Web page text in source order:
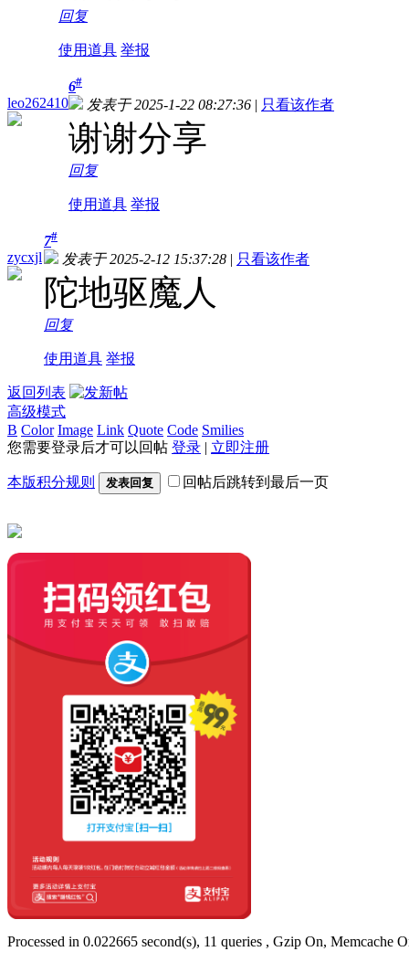
回复
使用道具 举报
leo262410
6#
发表于 2025-1-22 08:27:36 | 只看该作者
谢谢分享
回复
使用道具 举报
zycxjl
7#
发表于 2025-2-12 15:37:28 | 只看该作者
陀地驱魔人
回复
使用道具 举报
返回列表
高级模式
B Color Image Link Quote Code Smilies
您需要登录后才可以回帖 登录 | 立即注册
本版积分规则 发表回复 回帖后跳转到最后一页
Processed in 0.022665 second(s), 11 queries , Gzip On, Memcache